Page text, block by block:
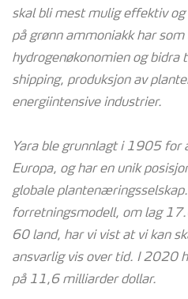
skal bli mest mulig effektiv
på grønn ammoniakk har
hydrogenøkonomien og bidra
shipping, produksjon av
energiintensive industrier.
Yara ble grunnlagt i 1905 for
Europa, og har en unik
globale
forretningsmodell, om lag
60 land, har vi vist at vi kan
ansvarlig vis over tid. I 2020
på 11,6 milliarder dollar.